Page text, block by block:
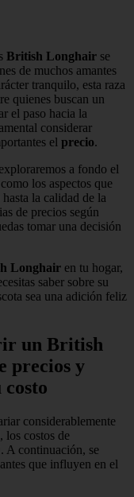
British Longhair se
de muchos amantes
tranquilo, esta raza
quienes buscan un
el paso hacia la
considerar
el precio.
a fondo el
los aspectos que
la calidad de la
de precios según
tomar una decisión
Longhair en tu hogar,
saber sobre su
sea una adición feliz
un British
precios y
considerablemente
los costos de
. A continuación, se
que influyen en el